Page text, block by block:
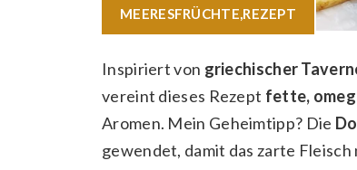
MEERESFRÜCHTE,REZEPT
Inspiriert von griechischer
vereint dieses Rezept fette,
Aromen. Mein Geheimtipp? Die
gewendet, damit das zarte